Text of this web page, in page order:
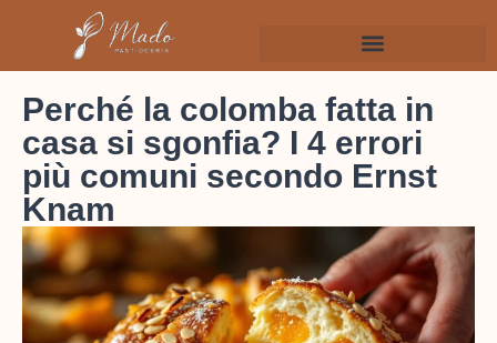
Perché la colomba fatta in
casa si sgonfia? I 4 errori
più comuni secondo Ernst
Knam